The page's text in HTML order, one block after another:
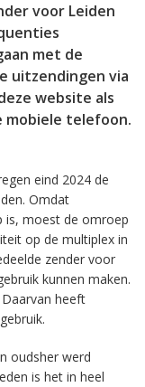
voor Leiden
met de
uitzendingen via
website als
mobiele telefoon.
eind 2024 de
Omdat
is, moest de omroep
op de multiplex in
zender voor
kunnen maken.
heeft
oudsher werd
is het in heel